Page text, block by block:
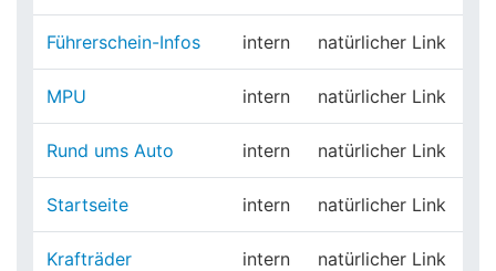
Führerschein-Infos intern natürlicher Link
MPU intern natürlicher Link
Rund ums Auto intern natürlicher Link
Startseite intern natürlicher Link
Krafträder intern natürlicher Link